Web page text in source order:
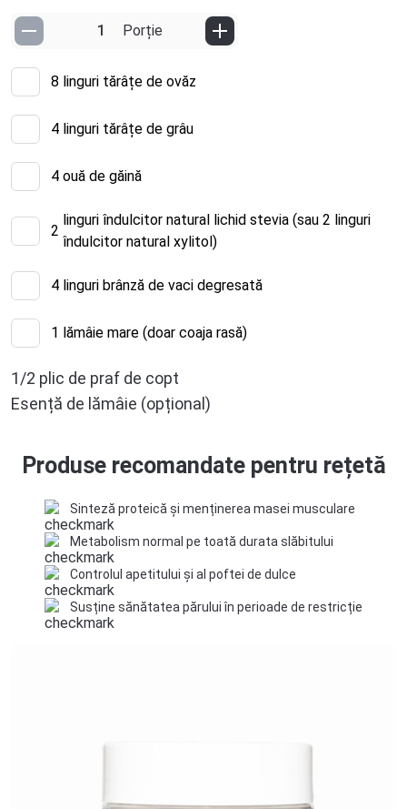
Porție
8 linguri tărâțe de ovăz
4 linguri tărâțe de grâu
4 ouă de găină
2
linguri îndulcitor natural lichid stevia (sau 2 linguri
îndulcitor natural xylitol)
4 linguri brânză de vaci degresată
1 lămâie mare (doar coaja rasă)
1/2 plic de praf de copt
Esență de lămâie (opțional)
Produse recomandate pentru rețetă
Sinteză proteică și menținerea masei musculare
Metabolism normal pe toată durata slăbitului
Controlul apetitului și al poftei de dulce
Susține sănătatea părului în perioade de restricție